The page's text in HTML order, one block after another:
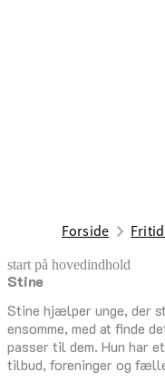
Forside
start på hovedindhold
Stine
Stine hjælper unge, der
ensomme, med at finde
passer til dem. Hun har
tilbud, foreninger og
senest opdateret 1. juli 2026